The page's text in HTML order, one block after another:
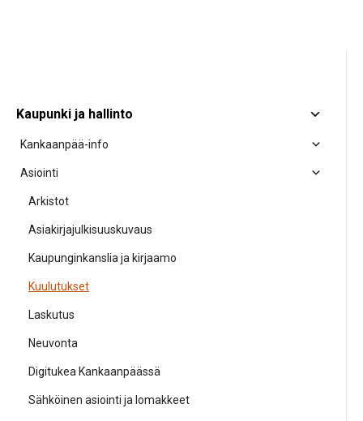
Kaupunki ja hallinto
Kankaanpää-info
Asiointi
Arkistot
Asiakirjajulkisuuskuvaus
Kaupunginkanslia ja kirjaamo
Kuulutukset
Laskutus
Neuvonta
Digitukea Kankaanpäässä
Sähköinen asiointi ja lomakkeet